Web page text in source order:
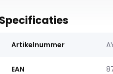
Specificaties
Artikelnummer
EAN